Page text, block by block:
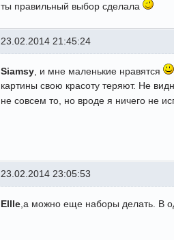
ты правильный выбор сделала
23.02.2014 21:45:24
Siamsy, и мне маленькие нравятся
картины свою красоту теряют. Не
не совсем то, но вроде я ничего не
23.02.2014 23:05:53
Ellle,а можно еще наборы делать. В